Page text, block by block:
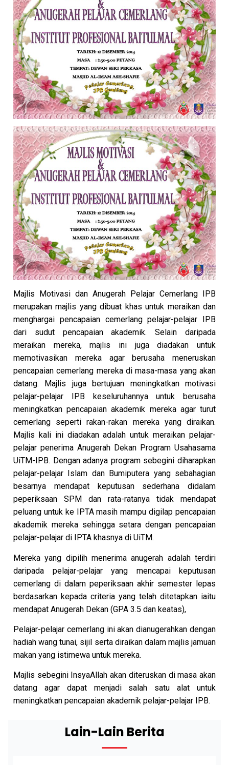
Majlis Motivasi dan Anugerah Pelajar Cemerlang IPB
merupakan majlis yang dibuat khas untuk meraikan dan
menghargai pencapaian cemerlang pelajar-pelajar IPB
dari sudut pencapaian akademik. Selain daripada
meraikan mereka, majlis ini juga diadakan untuk
memotivasikan mereka agar berusaha meneruskan
pencapaian cemerlang mereka di masa-masa yang akan
datang. Majlis juga bertujuan meningkatkan motivasi
pelajar-pelajar IPB keseluruhannya untuk berusaha
meningkatkan pencapaian akademik mereka agar turut
cemerlang seperti rakan-rakan mereka yang diraikan.
Majlis kali ini diadakan adalah untuk meraikan pelajar-
pelajar penerima Anugerah Dekan Program Usahasama
UiTM-IPB. Dengan adanya program sebegini diharapkan
pelajar-pelajar Islam dan Bumiputera yang sebahagian
besarnya mendapat keputusan sederhana didalam
peperiksaan SPM dan rata-ratanya tidak mendapat
peluang untuk ke IPTA masih mampu digilap pencapaian
akademik mereka sehingga setara dengan pencapaian
pelajar-pelajar di IPTA khasnya di UiTM.
Mereka yang dipilih menerima anugerah adalah terdiri
daripada pelajar-pelajar yang mencapai keputusan
cemerlang di dalam peperiksaan akhir semester lepas
berdasarkan kepada criteria yang telah ditetapkan iaitu
mendapat Anugerah Dekan (GPA 3.5 dan keatas),
Pelajar-pelajar cemerlang ini akan dianugerahkan dengan
hadiah wang tunai, sijil serta diraikan dalam majlis jamuan
makan yang istimewa untuk mereka.
Majlis sebegini InsyaAllah akan diteruskan di masa akan
datang agar dapat menjadi salah satu alat untuk
meningkatkan pencapaian akademik pelajar-pelajar IPB.
Lain-Lain Berita